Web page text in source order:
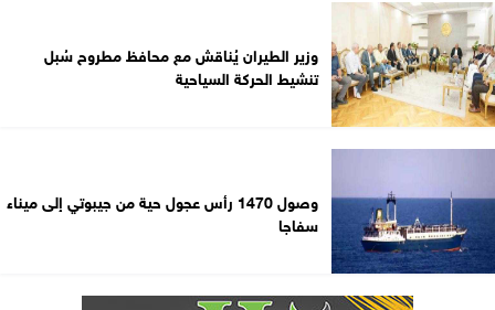
وزير الطيران يُناقش مع محافظ مطروح سُبل
تنشيط الحركة السياحية
وصول 1470 رأس عجول حية من جيبوتي إلى ميناء
سفاجا